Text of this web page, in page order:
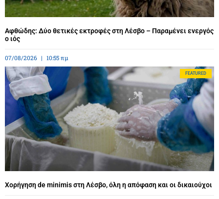
Αφθώδης: Δύο θετικές εκτροφές στη Λέσβο – Παραμένει ενεργός
ο ιός
07/08/2026 10:55 πμ
FEATURED
Χορήγηση de minimis στη Λέσβο, όλη η απόφαση και οι δικαιούχοι